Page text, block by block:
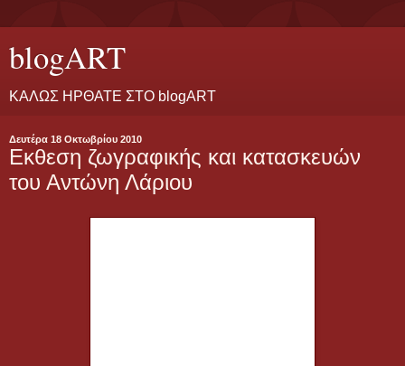
blogART
ΚΑΛΩΣ ΗΡΘΑΤΕ ΣΤΟ blogART
Δευτέρα 18 Οκτωβρίου 2010
Eκθεση ζωγραφικής και κατασκευών
του Αντώνη Λάριου